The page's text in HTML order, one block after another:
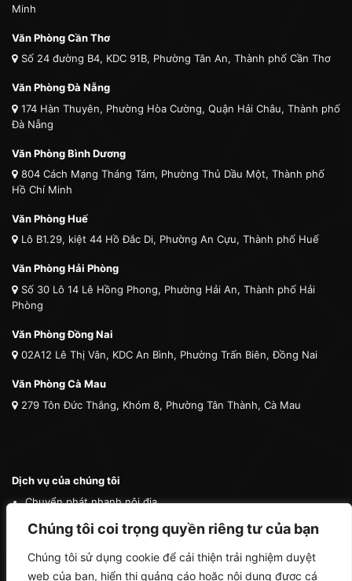
Chúng tôi coi trọng quyền riêng tư của bạn
Chúng tôi sử dụng cookie để cải thiện trải nghiệm duyệt
web của bạn, hiển thị quảng cáo hoặc nội dung được cá
Minh
Văn Phòng Cần Thơ
Số 24 đường B4, KDC 91B, Phường Tân An, Thành phố Cần Thơ
Văn Phòng Đà Nẵng
174 Hàn Thuyên, Phường Hòa Cường, Quận Hải Châu, Thành phố
Đà Nẵng
Văn Phòng Bình Dương
804 Cách Mạng Tháng Tám, Phường Thủ Dầu Một, Thành phố
Hồ Chí Minh
Văn Phòng Huế
Lô B1.29, kiệt 44 Hồ Đắc Di, Phường An Cựu, Thành phố Huế
Văn Phòng Hải Phòng
Số 30 Lô 14 Lê Hồng Phong, Phường Hải An, Thành phố Hải
Phòng
Văn Phòng Đồng Nai
02A12 Lê Thị Vân, KDC An Bình, Phường Trấn Biên, Đồng Nai
Văn Phòng Cà Mau
279 Tôn Đức Thắng, Khóm 8, Phường Tân Thành, Cà Mau
Dịch vụ của chúng tôi
Chuyển phát nhanh nội địa
Chuyển phát nhanh quốc tế
Vận chuyển thú cưng